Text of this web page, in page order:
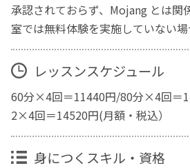
承認されておらず、Mojang とは関
室では無料体験を実施していない場
レッスンスケジュール
60分×4回＝11440円/80分×4回＝
2×4回＝14520円(月額・税込）
身につくスキル・資格